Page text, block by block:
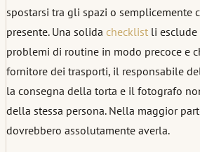
spostarsi tra gli spazi o semplicemente
presente. Una solida checklist li
problemi di routine in modo precoce e
fornitore dei trasporti, il responsabile
la consegna della torta e il fotografo
della stessa persona. Nella maggior
dovrebbero assolutamente averla.